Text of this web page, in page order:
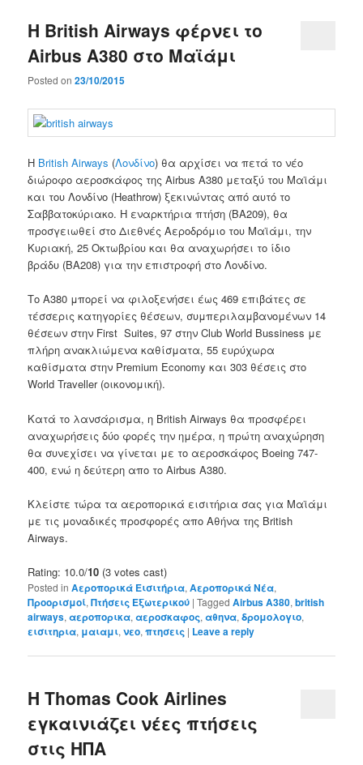
Η British Airways φέρνει το
Airbus A380 στο Μαϊάμι
Posted on23/10/2015
Η British Airways (Λονδίνο) θα αρχίσει να πετά τονέο
διώροφο αεροσκάφος της Airbus A380 μεταξύ του Μαϊάμι
και του Λονδίνο (Heathrow) ξεκινώντας από αυτό το
Σαββατοκύριακο. Η εναρκτήρια πτήση (BA209), θα
προσγειωθεί στοΔιεθνές Αεροδρόμιο του Μαϊάμι, την
Κυριακή,25 Οκτωβρίου και θα αναχωρήσει το ίδιο
βράδυ (BA208) για την επιστροφή στο Λονδίνο.
Το A380 μπορεί να φιλοξενήσει έως 469 επιβάτες σε
τέσσερις κατηγορίες θέσεων, συμπεριλαμβανομένων 14
θέσεων στην First Suites,97 στηνClub World Bussiness με
πλήρη ανακλιώμενα καθίσματα,55 ευρύχωρα
καθίσματα στην Premium Economyκαι 303 θέσεις στο
World Traveller (οικονομική).
Κατά το λανσάρισμα, η British Airways θα προσφέρει
αναχωρήσεις δύο φορές την ημέρα, η πρώτη αναχώρηση
θα συνεχίσει να γίνεται με το αεροσκάφος Boeing 747-
400, ενώ η δεύτερη απο τοAirbus A380.
Κλείστε τώρα τα αεροπορικά εισιτήρια σας για Μαϊάμι
με τις μοναδικές προσφορές απο Αθήνα της British
Airways.
Rating: 10.0/10 (3 votes cast)
Posted in Αεροπορικά Εισιτήρια,Αεροπορικά Νέα,
Προορισμοί,Πτήσεις Εξωτερικού |Tagged Airbus A380,british
airways,αεροπορικα,αεροσκαφος,αθηνα,δρομολογιο,
εισιτηρια, μαιαμι,νεο,πτησεις | Leave a reply
Η Thomas Cook Airlines
εγκαινιάζει νέες πτήσεις
στις ΗΠΑ